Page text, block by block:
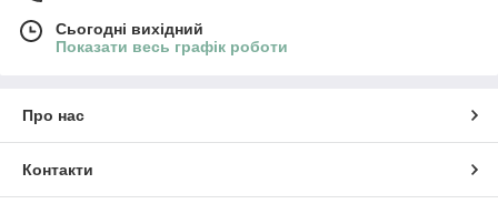
Сьогодні вихідний
Показати весь графік роботи
Про нас
Контакти